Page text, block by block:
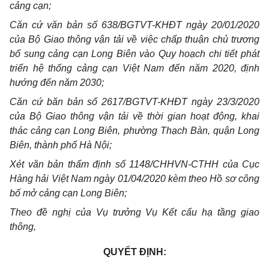
cảng cạn;
Căn cứ văn bản số 638/BGTVT-KHĐT ngày 20/01/2020
của Bộ Giao thông vận tải về việc chấp thuận chủ trương
bổ sung cảng cạn Long Biên vào Quy hoạch chi tiết phát
triển hệ thống cảng cạn Việt Nam đến năm 2020, định
hướng đến năm 2030;
Căn cứ băn bản số 2617/BGTVT-KHĐT ngày 23/3/2020
của Bộ Giao thông vận tải về thời gian hoạt động, khai
thác cảng cạn Long Biên, phường Thạch Bàn, quận Long
Biên, thành phố Hà Nội;
Xét văn bản thẩm định số 1148/CHHVN-CTHH của Cục
Hàng hải Việt Nam ngày 01/04/2020 kèm theo Hồ sơ công
bố mở cảng cạn Long Biên;
Theo đề nghị của Vụ trưởng Vụ Kết cấu hạ tầng giao
thông,
QUYẾT ĐỊNH: